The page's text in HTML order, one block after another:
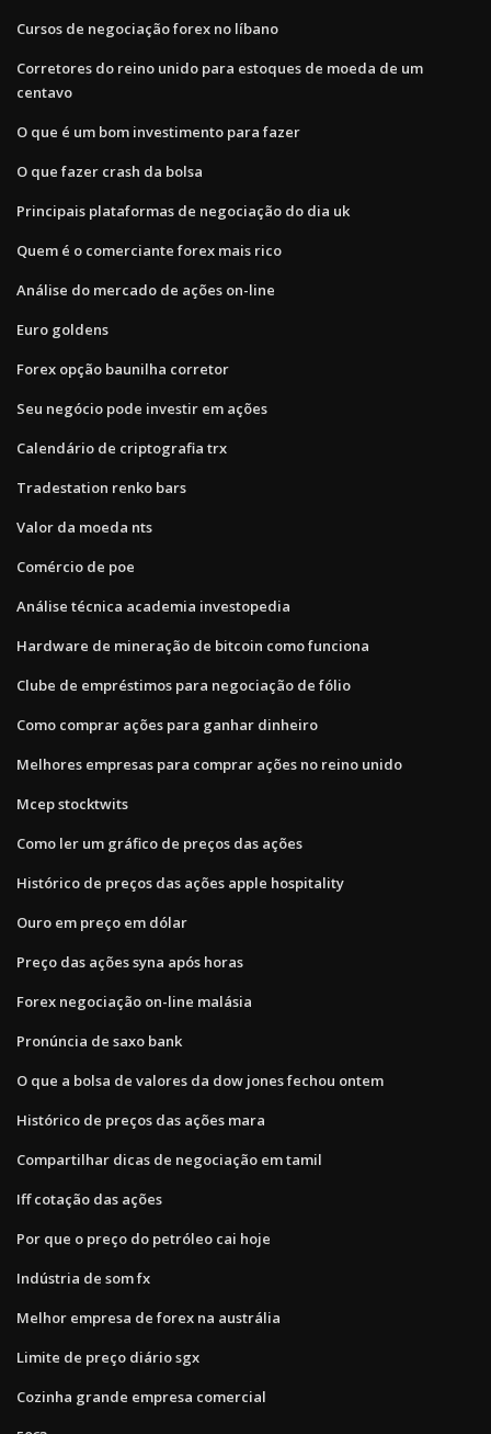
Cursos de negociação forex no líbano
Corretores do reino unido para estoques de moeda de um
centavo
O que é um bom investimento para fazer
O que fazer crash da bolsa
Principais plataformas de negociação do dia uk
Quem é o comerciante forex mais rico
Análise do mercado de ações on-line
Euro goldens
Forex opção baunilha corretor
Seu negócio pode investir em ações
Calendário de criptografia trx
Tradestation renko bars
Valor da moeda nts
Comércio de poe
Análise técnica academia investopedia
Hardware de mineração de bitcoin como funciona
Clube de empréstimos para negociação de fólio
Como comprar ações para ganhar dinheiro
Melhores empresas para comprar ações no reino unido
Mcep stocktwits
Como ler um gráfico de preços das ações
Histórico de preços das ações apple hospitality
Ouro em preço em dólar
Preço das ações syna após horas
Forex negociação on-line malásia
Pronúncia de saxo bank
O que a bolsa de valores da dow jones fechou ontem
Histórico de preços das ações mara
Compartilhar dicas de negociação em tamil
Iff cotação das ações
Por que o preço do petróleo cai hoje
Indústria de som fx
Melhor empresa de forex na austrália
Limite de preço diário sgx
Cozinha grande empresa comercial